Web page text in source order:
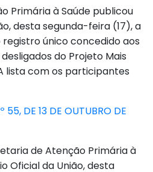
Primária à Saúde publicou
desta segunda-feira (17), a
único concedido aos
do Projeto Mais
lista com os participantes
55, DE 13 DE OUTUBRO DE
de Atenção Primária à
Oficial da União, desta